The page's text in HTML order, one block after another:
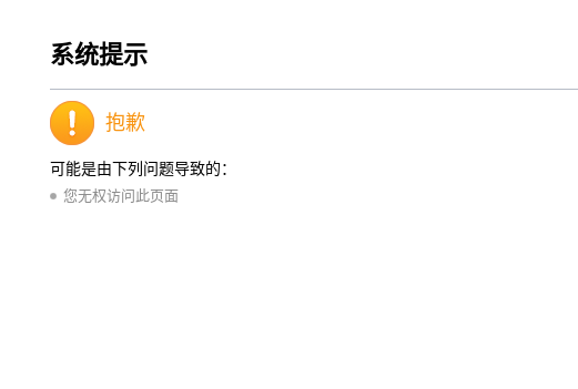
系统提示
抱歉
可能是由下列问题导致的：
您无权访问此页面